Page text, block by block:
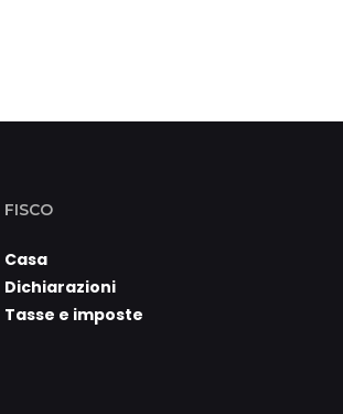
FISCO
Casa
Dichiarazioni
Tasse e imposte